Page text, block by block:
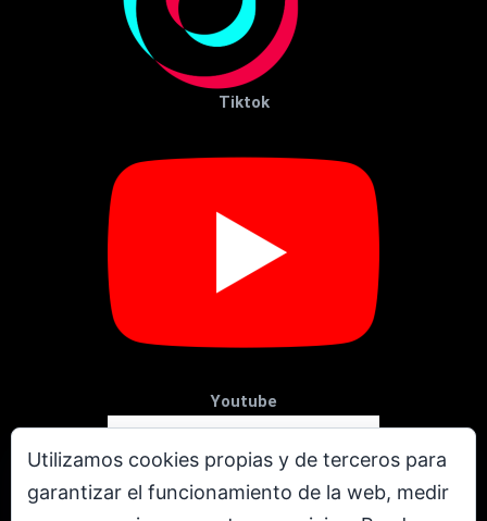
Utilizamos cookies propias y de terceros para
garantizar el funcionamiento de la web, medir
Tiktok
Youtube